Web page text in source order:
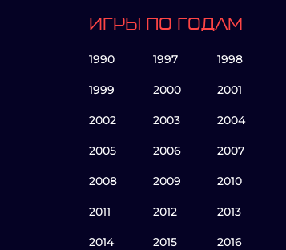
ИГРЫ ПО ГОДАМ
1990 1997 1998
1999 2000 2001
2002 2003 2004
2005 2006 2007
2008 2009 2010
2011 2012 2013
2014 2015 2016